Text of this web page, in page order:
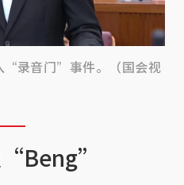
“录音门”事件。（国会视